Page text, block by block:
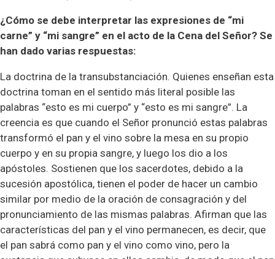
¿Cómo se debe interpretar las expresiones de “mi
carne” y “mi sangre” en el acto de la Cena del Señor? Se
han dado varias respuestas:
La doctrina de la transubstanciación. Quienes enseñan esta
doctrina toman en el sentido más literal posible las
palabras “esto es mi cuerpo” y “esto es mi sangre”. La
creencia es que cuando el Señor pronunció estas palabras
transformó el pan y el vino sobre la mesa en su propio
cuerpo y en su propia sangre, y luego los dio a los
apóstoles. Sostienen que los sacerdotes, debido a la
sucesión apostólica, tienen el poder de hacer un cambio
similar por medio de la oración de consagración y del
pronunciamiento de las mismas palabras. Afirman que las
características del pan y el vino permanecen, es decir, que
el pan sabrá como pan y el vino como vino, pero la